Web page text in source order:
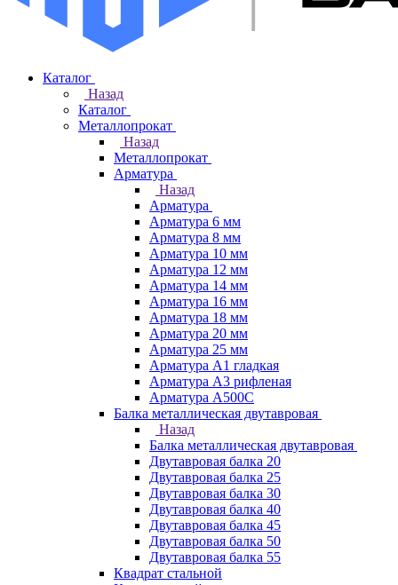
Каталог
Назад
Каталог
Металлопрокат
Назад
Металлопрокат
Арматура
Назад
Арматура
Арматура 6 мм
Арматура 8 мм
Арматура 10 мм
Арматура 12 мм
Арматура 14 мм
Арматура 16 мм
Арматура 18 мм
Арматура 20 мм
Арматура 25 мм
Арматура А1 гладкая
Арматура А3 рифленая
Арматура А500С
Балка металлическая двутавровая
Назад
Балка металлическая двутавровая
Двутавровая балка 20
Двутавровая балка 25
Двутавровая балка 30
Двутавровая балка 40
Двутавровая балка 45
Двутавровая балка 50
Двутавровая балка 55
Квадрат стальной